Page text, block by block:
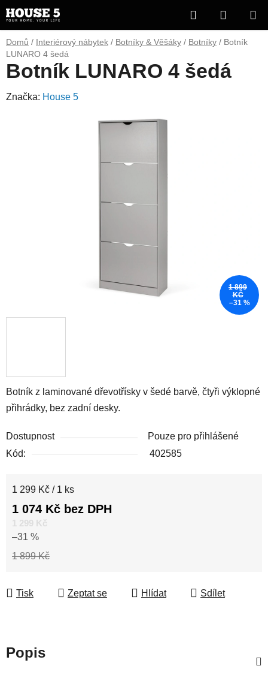
na
obsah
Hledat
KOŠÍK
Domů / Interiérový nábytek / Botníky & Věšáky / Botníky / Botník
LUNARO 4 šedá
Botník z laminované dřevotřísky v šedé barvě, čtyři výklopné
přihrádky, bez zadní desky.
Dostupnost
Pouze pro přihlášené
Kód:
402585
1 899 Kč
–31 %
1 299 Kč
1 074 Kč bez DPH
Měrná cena:
1 299 Kč / 1 ks
Tisk Zeptat se Hlídat Sdílet
Botník LUNARO 4 šedá
Značka: House 5
1 899
KČ
–31 %
Popis